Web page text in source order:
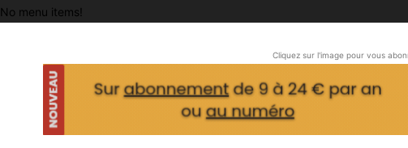
No menu items!
Cliquez sur l'image pour vous